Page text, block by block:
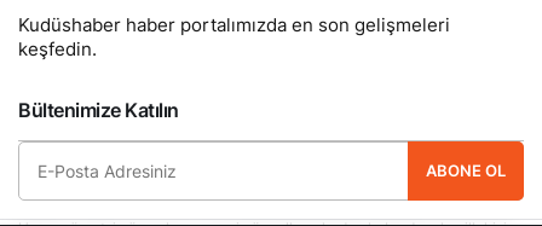
Kudüshaber haber portalımızda en son gelişmeleri
keşfedin.
Bültenimize Katılın
ABONE OL
Hemen ücretsiz üye olun ve yeni güncellemelerden haberdar olan ilk kişi